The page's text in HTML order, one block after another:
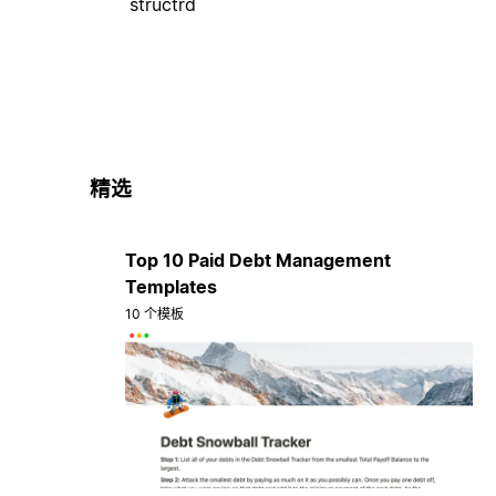
精选
Top 10 Paid Debt Management
Templates
10 个模板